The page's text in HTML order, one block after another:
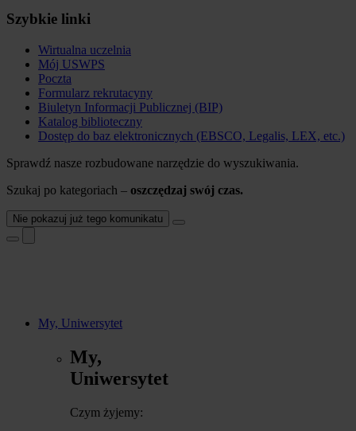
Szybkie linki
Wirtualna uczelnia
Mój USWPS
Poczta
Formularz rekrutacyny
Biuletyn Informacji Publicznej (BIP)
Katalog biblioteczny
Dostęp do baz elektronicznych (EBSCO, Legalis, LEX, etc.)
Sprawdź nasze rozbudowane narzędzie do wyszukiwania.
Szukaj po kategoriach – oszczędzaj swój czas.
Nie pokazuj już tego komunikatu
My, Uniwersytet
My,
Uniwersytet
Czym żyjemy: